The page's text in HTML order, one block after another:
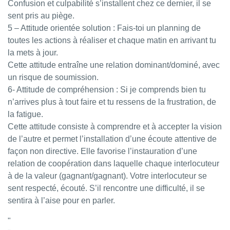
Confusion et culpabilité s’installent chez ce dernier, il se
sent pris au piège.
5 – Attitude orientée solution : Fais-toi un planning de
toutes les actions à réaliser et chaque matin en arrivant tu
la mets à jour.
Cette attitude entraîne une relation dominant/dominé, avec
un risque de soumission.
6- Attitude de compréhension : Si je comprends bien tu
n’arrives plus à tout faire et tu ressens de la frustration, de
la fatigue.
Cette attitude consiste à comprendre et à accepter la vision
de l’autre et permet l’installation d’une écoute attentive de
façon non directive. Elle favorise l’instauration d’une
relation de coopération dans laquelle chaque interlocuteur
à de la valeur (gagnant/gagnant). Votre interlocuteur se
sent respecté, écouté. S’il rencontre une difficulté, il se
sentira à l’aise pour en parler.